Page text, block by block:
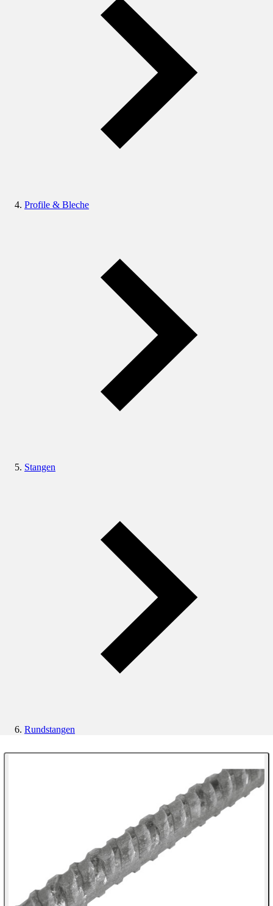
Profile & Bleche
Stangen
Rundstangen